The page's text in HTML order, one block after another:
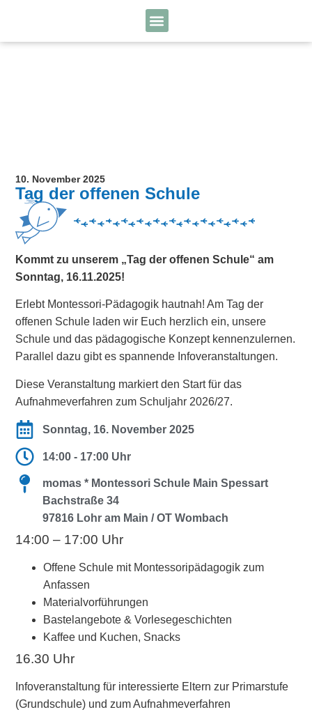
10. November 2025
Tag der offenen Schule
Kommt zu unserem „Tag der offenen Schule“ am
Sonntag, 16.11.2025!
Erlebt Montessori-Pädagogik hautnah! Am Tag der
offenen Schule laden wir Euch herzlich ein, unsere
Schule und das pädagogische Konzept kennenzulernen.
Parallel dazu gibt es spannende Infoveranstaltungen.
Diese Veranstaltung markiert den Start für das
Aufnahmeverfahren zum Schuljahr 2026/27.
Sonntag, 16. November 2025
14:00 - 17:00 Uhr
momas * Montessori Schule Main Spessart
Bachstraße 34
97816 Lohr am Main / OT Wombach
14:00 – 17:00 Uhr
Offene Schule mit Montessoripädagogik zum
Anfassen
Materialvorführungen
Bastelangebote & Vorlesegeschichten
Kaffee und Kuchen, Snacks
16.30 Uhr
Infoveranstaltung für interessierte Eltern zur Primarstufe
(Grundschule) und zum Aufnahmeverfahren